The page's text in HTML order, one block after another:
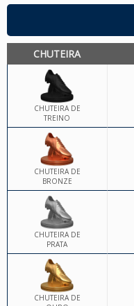
CHUTEIRA
CHUTEIRA DE
TREINO
CHUTEIRA DE
BRONZE
CHUTEIRA DE
PRATA
CHUTEIRA DE